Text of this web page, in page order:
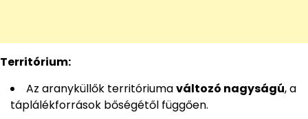
Territórium:
Az aranyküllők territóriumaváltozó nagyságú, a
táplálékforrások bőségétől függően.